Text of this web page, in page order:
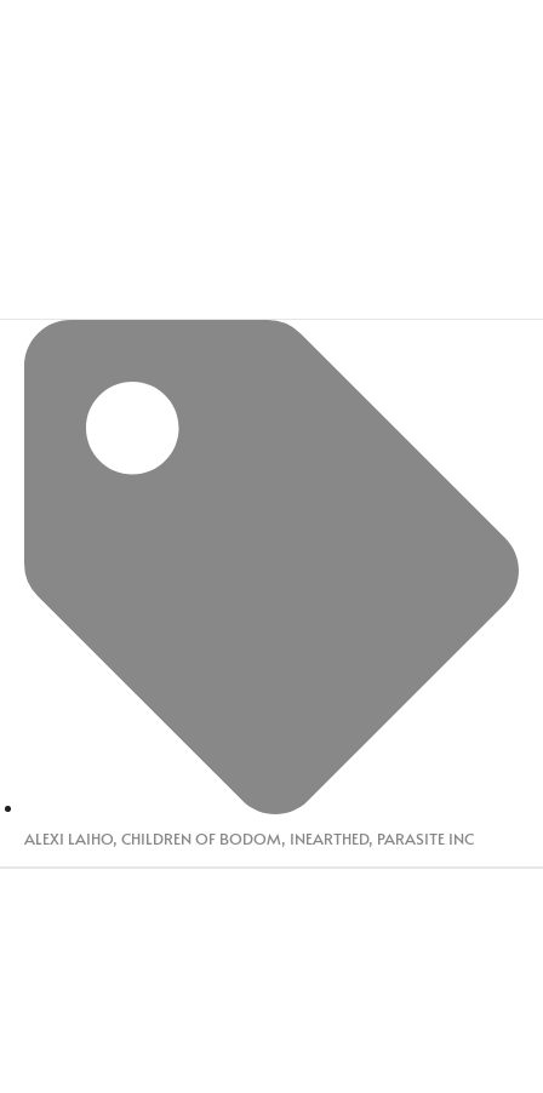
ALEXI LAIHO, CHILDREN OF BODOM, INEARTHED, PARASITE INC